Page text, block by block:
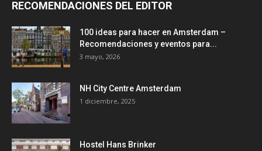
RECOMENDACIONES DEL EDITOR
100 ideas para hacer en Amsterdam –
Recomendaciones y eventos para...
3 mayo, 2026
NH City Centre Amsterdam
1 diciembre, 2025
Hostel Hans Brinker